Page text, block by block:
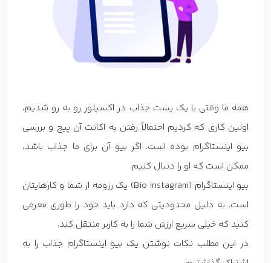
همه ما وقتی با یک پست جذاب در اکسپلور رو به رو شدیم،
اولین کاری که کردیم احتمالاً رفتن به اکانت آن پیج و بررسی
بیو اینستاگرام بوده است. اگر بیو آن برای ما جذاب باشد،
ممکن است که او را دنبال کنیم.
بیو اینستاگرام (Bio instagram) یک رزومه از شما و کارهایتان
است. به دلیل محدودیتی که دارد باید خود را طوری معرفی
کنید که خیلی سریع ارزش شما را به کاربر منتقل کند.
در این مطلب نکات نوشتن یک بیو اینستاگرام جذاب را به